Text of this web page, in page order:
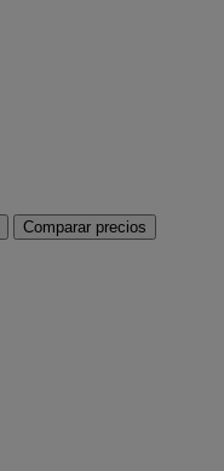
Comparar precios